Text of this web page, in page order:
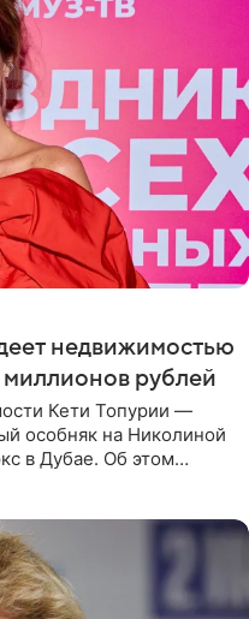
недвижимостью
рублей
Кети Топурии —
особняк на Николиной
в Дубае. Об этом